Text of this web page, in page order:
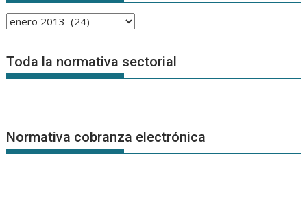
Archivo
Noticias
Toda la normativa sectorial
Normativa cobranza electrónica